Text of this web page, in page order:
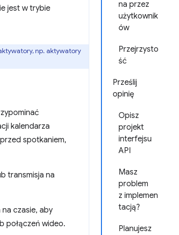
na przez
użytkownik
ów
Przejrzysto
ść
Prześlij
opinię
Opisz
projekt
interfejsu
API
Masz
problem
z implemen
tacją?
Planujesz
jest w trybie
np. aktywatory
kalendarza
spotkaniem,
transmisja na
czasie, aby
połączeń wideo.